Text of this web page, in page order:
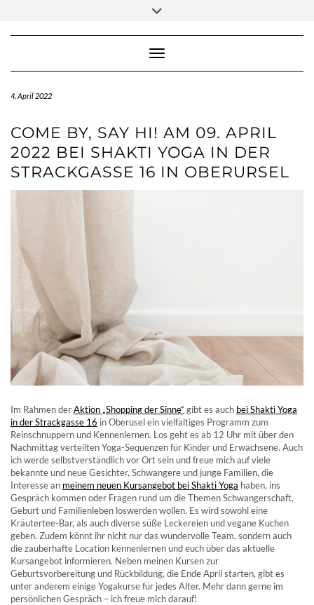
Toggle Navigation
4. April 2022
COME BY, SAY HI! AM 09. APRIL
2022 BEI SHAKTI YOGA IN DER
STRACKGASSE 16 IN OBERURSEL
Im Rahmen derAktion „Shopping der Sinne“ gibt es auch bei Shakti Yoga
in der Strackgasse 16 in Oberusel ein vielfältiges Programm zum
Reinschnuppern und Kennenlernen. Los geht es ab 12 Uhr mit über den
Nachmittag verteilten Yoga-Sequenzen für Kinder und Erwachsene. Auch
ich werde selbstverständlich vor Ort sein und freue mich auf viele
bekannte und neue Gesichter, Schwangere und junge Familien, die
Interesse an meinem neuen Kursangebot bei Shakti Yoga haben, ins
Gespräch kommen oder Fragen rund um die Themen Schwangerschaft,
Geburt und Familienleben loswerden wollen. Es wird sowohl eine
Kräutertee-Bar, als auch diverse süße Leckereien und vegane Kuchen
geben. Zudem könnt ihr nicht nur das wundervolle Team, sondern auch
die zauberhafte Location kennenlernen und euch über das aktuelle
Kursangebot informieren. Neben meinen Kursen zur
Geburtsvorbereitung und Rückbildung, die Ende April starten, gibt es
unter anderem einige Yogakurse für jedes Alter. Mehr dann gerne im
persönlichen Gespräch – ich freue mich darauf!